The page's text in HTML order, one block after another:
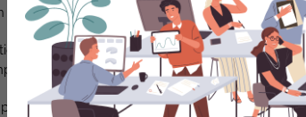
de nouvelle clientèle.
accompagne les CEP vers d’autres métiers
qui avait été créé pour développer le